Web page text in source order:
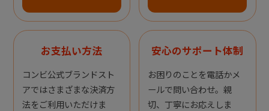
お支払い方法
コンビ公式ブランドスト
アではさまざまな決済方
法をご利用いただけま
安心のサポート体制
お困りのことを電話かメ
ールで問い合わせ。親
切、丁寧にお応えしま